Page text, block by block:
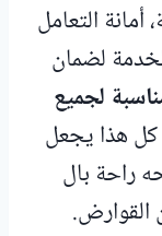
التعامل
لضمان
لجميع
هذا يجعل
راحة بال
القوارض.